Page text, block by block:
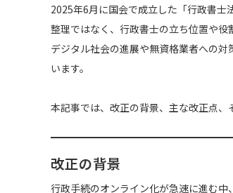
2025年6月に国会で成立した「行政書
整理ではなく、行政書士の立ち位置や役
デジタル社会の進展や無資格業者への
います。
本記事では、改正の背景、主な改正点、
改正の背景
行政手続のオンライン化が急速に進む